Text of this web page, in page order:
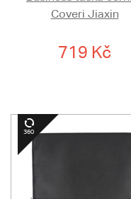
Coveri Jiaxin
719 Kč